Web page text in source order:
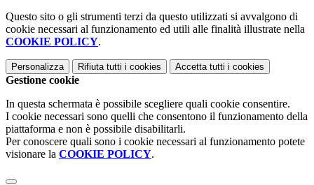
Questo sito o gli strumenti terzi da questo utilizzati si avvalgono di
cookie necessari al funzionamento ed utili alle finalità illustrate nella
COOKIE POLICY.
Personalizza Rifiuta tutti i cookies Accetta tutti i cookies
Gestione cookie
In questa schermata è possibile scegliere quali cookie consentire.
I cookie necessari sono quelli che consentono il funzionamento della
piattaforma e non è possibile disabilitarli.
Per conoscere quali sono i cookie necessari al funzionamento potete
visionare la COOKIE POLICY.